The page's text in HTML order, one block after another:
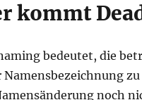
kommt
bedeutet, die
noch